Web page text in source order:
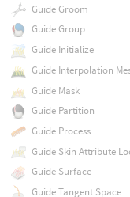
Guide Groom
Guide Group
Guide Initialize
Guide Interpolation
Guide Mask
Guide Partition
Guide Process
Guide Skin Attribute
Guide Surface
Guide Tangent Space